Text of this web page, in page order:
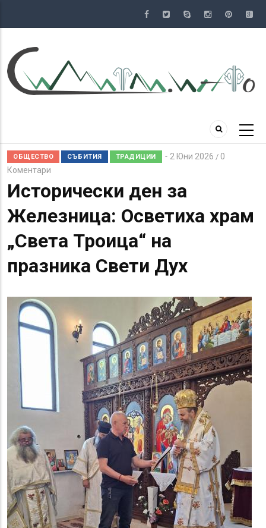
съдържание
ОБЩЕСТВО СЪБИТИЯ ТРАДИЦИИ 2 Юни 2026 / 0
Коментари
Исторически ден за
Железница: Осветиха храм
„Света Троица“ на
празника Свети Дух